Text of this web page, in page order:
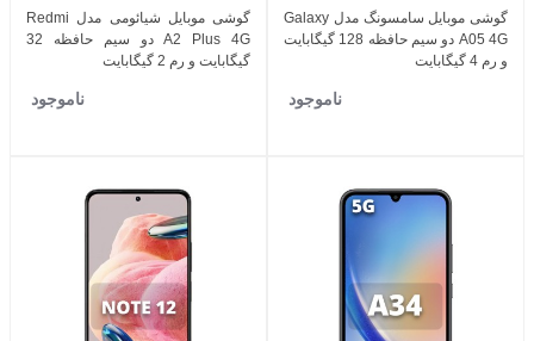
گوشی موبایل سامسونگ مدل Galaxy
A05 4G دو سیم حافظه 128 گیگابایت
و رم 4 گیگابایت
ناموجود
گوشی موبایل شیائومی مدل Redmi
A2 Plus 4G دو سیم حافظه 32
گیگابایت و رم 2 گیگابایت
ناموجود